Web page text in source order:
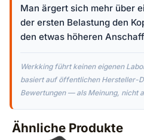
Man ärgert sich mehr über
der ersten Belastung den
den etwas höheren
Werkking führt keinen eigenen
basiert auf öffentlichen Hersteller-
Bewertungen — als Meinung, nicht
Ähnliche Produkte